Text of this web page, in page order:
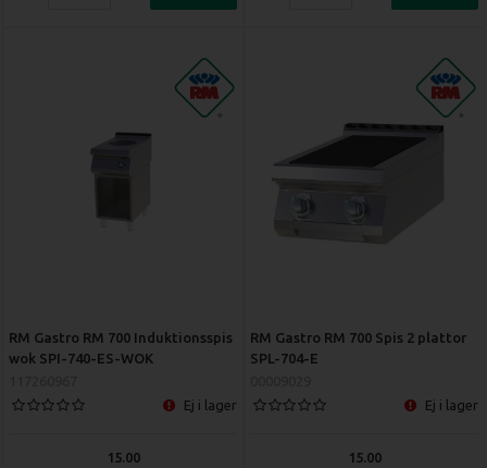
RM Gastro RM 700 Induktionsspis
wok SPI-740-ES-WOK
Ej i lager
15.00
RM Gastro RM 700 Spis 2 plattor
SPL-704-E
Ej i lager
15.00